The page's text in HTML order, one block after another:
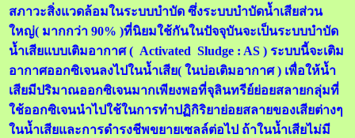
สภาวะสิ่งแวดล้อมในระบบบำบัด ซึ่งระบบบำบัดน้ำเสียส่วน
ใหญ่( มากกว่า 90% )ที่นิยมใช้กันในปัจจุบันจะเป็นระบบบำบัด
น้ำเสียแบบเติมอากาศ ( Activated Sludge : AS ) ระบบนี้จะเติม
อากาศออกซิเจนลงไปในน้ำเสีย( ในบ่อเติมอากาศ ) เพื่อให้น้ำ
เสียมีปริมาณออกซิเจนมากเพียงพอที่จุลินทรีย์ย่อยสลายกลุ่มที่
ใช้ออกซิเจนนำไปใช้ในการทำปฏิกิริยาย่อยสลายของเสียต่างๆ
ในน้ำเสียและการดำรงชีพขยายเซลล์ต่อไป ถ้าในน้ำเสียไม่มี